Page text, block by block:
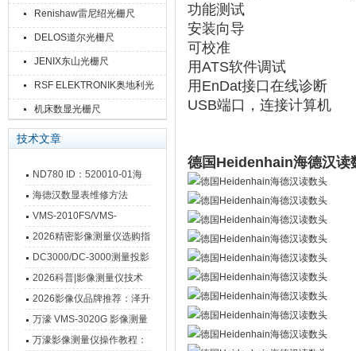
Renishaw雷尼绍光栅尺
DELOS道尔光栅尺
JENIX东山光栅尺
RSF ELEKTRONIK奥地利光
栅尺
机床数显光栅尺
技术文章
ND780 ID：520010-01海
德汉数显表故障维修内容
海德汉数显表维修方法
VMS-2010FS/VMS-
3020FS/VMS-4030FS手动
影像测量仪技术参数
2026精密影像测量仪选购指
南 靠谱品牌一站式选型推荐
DC3000/DC-3000测量投影
仪万濠数据处理器数显表故
障维修方法
2026科普|影像测量仪技术
原理、分类及选型应用
2026影像仪品牌推荐：泽升
影像测量仪选型指南
万濠 VMS-3020G 影像测量
仪技术规格与应用解析
万濠影像测量仪操作教程：
功能测试
安装向导
可校准
用ATS软件调试
用EnDat接口在线诊断
USB端口，连接计算机
德国Heidenhain海德汉读